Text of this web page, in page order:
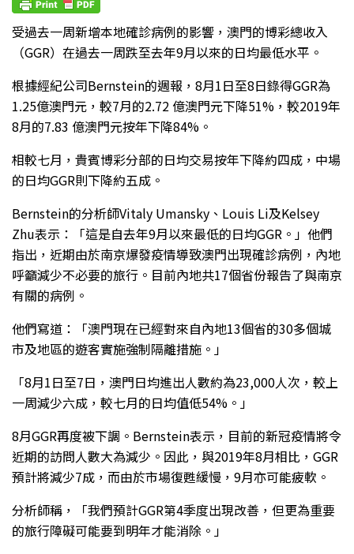
受過去一周新增本地確診病例的影響，澳門的博彩總收入
（GGR）在過去一周跌至去年9月以來的日均最低水平。
根據經紀公司Bernstein的週報，8月1日至8日錄得GGR為
1.25億澳門元，較7月的2.72 億澳門元下降51%，較2019年
8月的7.83 億澳門元按年下降84%。
相較七月，貴賓博彩分部的日均交易按年下降約四成，中場
的日均GGR則下降約五成。
Bernstein的分析師Vitaly Umansky、Louis Li及Kelsey
Zhu表示：「這是自去年9月以來最低的日均GGR。」他們
指出，近期由於南京爆發疫情導致澳門出現確診病例，內地
呼籲減少不必要的旅行。目前內地共17個省份報告了與南京
有關的病例。
他們寫道：「澳門現在已經對來自內地13個省的30多個城
市及地區的遊客實施強制隔離措施。」
「8月1日至7日，澳門日均進出人數約為23,000人次，較上
一周減少六成，較七月的日均值低54%。」
8月GGR再度被下調。Bernstein表示，目前的新冠疫情將令
近期的訪問人數大為減少。因此，與2019年8月相比，GGR
預計將減少7成，而由於市場復甦緩慢，9月亦可能疲軟。
分析師稱，「我們預計GGR第4季度出現改善，但更為重要
的旅行障礙可能要到明年才能消除。」